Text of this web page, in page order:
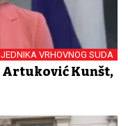
VRHOVNOG SUDA
Artuković Kunšt,